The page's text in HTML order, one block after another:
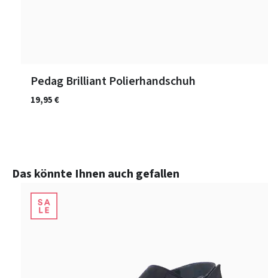
Pedag Brilliant Polierhandschuh
19,95 €
Produktgalerie überspringen
Das könnte Ihnen auch gefallen